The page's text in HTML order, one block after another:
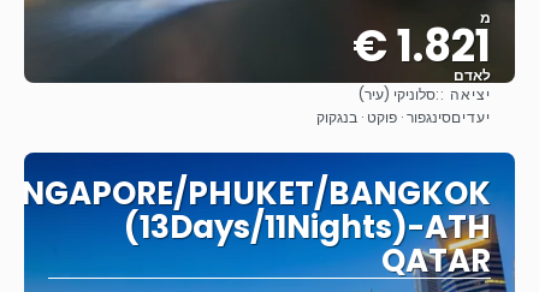
מ
1.821 €
לאדם
יציאה ::סלוניקי (עיר)
יעדיםסינגפור · פוקט · בנגקוק
PHUKET/BANGKOK
(13Days/11Nights)-ATH
QATAR